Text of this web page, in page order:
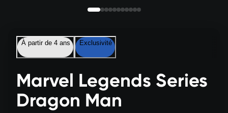
À partir de 4 ans Exclusivité
Marvel Legends Series
Dragon Man